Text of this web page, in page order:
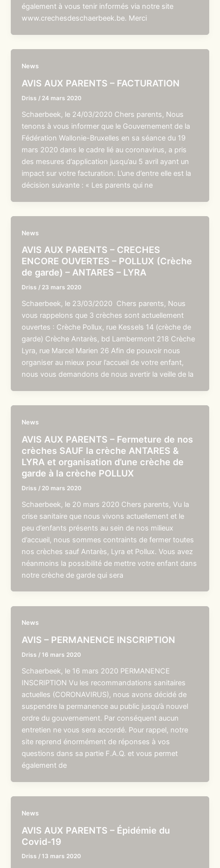
également à vous tenir informés via notre site
www.crechesdeschaerbeek.be. Merci
News
AVIS AUX PARENTS – FACTURATION
Driss / 24 mars 2020
Schaerbeek, le 24/03/2020 Chers parents, Nous
tenons à vous informer que le Gouvernement de la
Fédération Wallonie-Bruxelles en sa séance du 19
mars 2020 dans le cadre lié au coronavirus, a pris
des mesures d’application jusqu’au 5 avril ayant un
impact sur votre facturation. L’une d’entre elle est la
décision suivante : « Les parents qui ne
News
AVIS AUX PARENTS – CRECHES
ENCORE OUVERTES – POLLUX (Crèche
de garde) – ANTARES – LYRA
Driss / 23 mars 2020
Schaerbeek, le 23/03/2020 Chers parents, Nous
vous rappelons que 3 crèches sont actuellement
ouvertes : Crèche Pollux, rue Kessels 14 (crèche de
garde) Crèche Antarès, bd Lambermont 218 Crèche
Lyra, rue Marcel Marien 26 Afin de pouvoir nous
organiser au mieux pour l’accueil de votre enfant,
nous vous demandons de nous avertir la veille de la
News
AVIS AUX PARENTS – Fermeture de nos
crèches SAUF la crèche ANTARES &
LYRA et organisation d’une crèche de
garde à la crèche POLLUX
Driss / 20 mars 2020
Schaerbeek, le 20 mars 2020 Chers parents, Vu la
crise sanitaire que nous vivons actuellement et le
peu d’enfants présents au sein de nos milieux
d’accueil, nous sommes contraints de fermer toutes
nos crèches sauf Antarès, Lyra et Pollux. Vous avez
néanmoins la possibilité de mettre votre enfant dans
notre crèche de garde qui sera
News
AVIS – PERMANENCE INSCRIPTION
Driss /16 mars 2020
Schaerbeek, le 16 mars 2020 PERMANENCE
INSCRIPTION Vu les recommandations sanitaires
actuelles (CORONAVIRUS), nous avons décidé de
suspendre la permanence au public jusqu’à nouvel
ordre du gouvernement. Par conséquent aucun
entretien ne vous sera accordé. Pour rappel, notre
site reprend énormément de réponses à vos
questions dans sa partie F.A.Q. et vous permet
également de
News
AVIS AUX PARENTS – Épidémie du
Covid-19
Driss /13 mars 2020